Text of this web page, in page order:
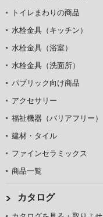
トイレまわりの商品
水栓金具（キッチン）
水栓金具（浴室）
水栓金具（洗面所）
パブリック向け商品
アクセサリー
福祉機器（バリアフリー）
建材・タイル
ファインセラミックス
商品一覧
カタログ